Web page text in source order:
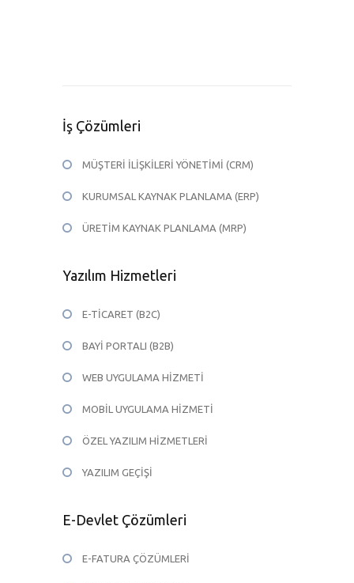
İş Çözümleri
MÜŞTERİ İLİŞKİLERİ YÖNETİMİ (CRM)
KURUMSAL KAYNAK PLANLAMA (ERP)
ÜRETİM KAYNAK PLANLAMA (MRP)
Yazılım Hizmetleri
E-TİCARET (B2C)
BAYİ PORTALI (B2B)
WEB UYGULAMA HİZMETİ
MOBİL UYGULAMA HİZMETİ
ÖZEL YAZILIM HİZMETLERİ
YAZILIM GEÇİŞİ
E-Devlet Çözümleri
E-FATURA ÇÖZÜMLERİ